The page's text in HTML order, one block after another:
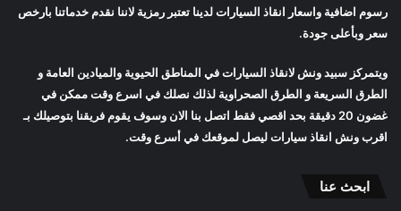
رسوم اضافية واسعار انقاذ السياراتلدينا تعتبر رمزية لاننا نقدم خدماتنا بارخص
سعر وبأعلى جودة.
ويتمركز سبيد ونش لانقاذ السيارات في المناطق الحيوية والميادين العامة و
الطرق السريعة و الطرق الصحراوية لذلك نصلك في اسرع وقت ممكن في
غضون 20 دقيقة بحد اقصي فقط اتصل بنا الان وسوف يقوم فريقنا بتوصيلك بـ
اقربونش انقاذ سياراتليصل لموقعك في أسرع وقت.
ابحث عنا